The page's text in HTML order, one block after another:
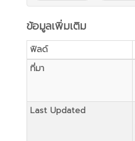
ข้อมูลเพิ่มเติม
ฟิลด์
ที่มา
Last Updated